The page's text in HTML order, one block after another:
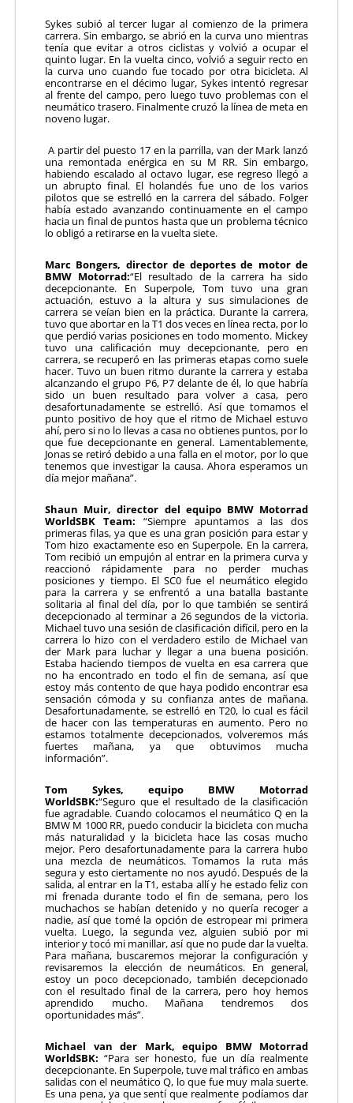
Sykes subió al tercer lugar al comienzo de la primera
carrera. Sin embargo, se abrió en la curva uno mientras
tenía que evitar a otros ciclistas y volvió a ocupar el
quinto lugar. En la vuelta cinco, volvió a seguir recto en
la curva uno cuando fue tocado por otra bicicleta. Al
encontrarse en el décimo lugar, Sykes intentó regresar
al frente del campo, pero luego tuvo problemas con el
neumático trasero. Finalmente cruzó la línea de meta en
noveno lugar.
A partir del puesto 17 en la parrilla, van der Mark lanzó
una remontada enérgica en su M RR. Sin embargo,
habiendo escalado al octavo lugar, ese regreso llegó a
un abrupto final. El holandés fue uno de los varios
pilotos que se estrelló en la carrera del sábado. Folger
había estado avanzando continuamente en el campo
hacia un final de puntos hasta que un problema técnico
lo obligó a retirarse en la vuelta siete.
Marc Bongers, director de deportes de motor de
BMW Motorrad:“El resultado de la carrera ha sido
decepcionante. En Superpole, Tom tuvo una gran
actuación, estuvo a la altura y sus simulaciones de
carrera se veían bien en la práctica. Durante la carrera,
tuvo que abortar en la T1 dos veces en línea recta, por lo
que perdió varias posiciones en todo momento. Mickey
tuvo una calificación muy decepcionante, pero en
carrera, se recuperó en las primeras etapas como suele
hacer. Tuvo un buen ritmo durante la carrera y estaba
alcanzando el grupo P6, P7 delante de él, lo que habría
sido un buen resultado para volver a casa, pero
desafortunadamente se estrelló. Así que tomamos el
punto positivo de hoy que el ritmo de Michael estuvo
ahí, pero si no lo llevas a casa no obtienes puntos, por lo
que fue decepcionante en general. Lamentablemente,
Jonas se retiró debido a una falla en el motor, por lo que
tenemos que investigar la causa. Ahora esperamos un
día mejor mañana”.
Shaun Muir, director del equipo BMW Motorrad
WorldSBK Team: “Siempre apuntamos a las dos
primeras filas, ya que es una gran posición para estar y
Tom hizo exactamente eso en Superpole. En la carrera,
Tom recibió un empujón al entrar en la primera curva y
reaccionó rápidamente para no perder muchas
posiciones y tiempo. El SC0 fue el neumático elegido
para la carrera y se enfrentó a una batalla bastante
solitaria al final del día, por lo que también se sentirá
decepcionado al terminar a 26 segundos de la victoria.
Michael tuvo una sesión de clasificación difícil, pero en la
carrera lo hizo con el verdadero estilo de Michael van
der Mark para luchar y llegar a una buena posición.
Estaba haciendo tiempos de vuelta en esa carrera que
no ha encontrado en todo el fin de semana, así que
estoy más contento de que haya podido encontrar esa
sensación cómoda y su confianza antes de mañana.
Desafortunadamente, se estrelló en T20, lo cual es fácil
de hacer con las temperaturas en aumento. Pero no
estamos totalmente decepcionados, volveremos más
fuertes mañana, ya que obtuvimos mucha
información”.
Tom Sykes, equipo BMW Motorrad
WorldSBK:“Seguro que el resultado de la clasificación
fue agradable. Cuando colocamos el neumático Q en la
BMW M 1000 RR, puedo conducir la bicicleta con mucha
más naturalidad y la bicicleta hace las cosas mucho
mejor. Pero desafortunadamente para la carrera hubo
una mezcla de neumáticos. Tomamos la ruta más
segura y esto ciertamente no nos ayudó. Después de la
salida, al entrar en la T1, estaba allí y he estado feliz con
mi frenada durante todo el fin de semana, pero los
muchachos se habían detenido y no quería recoger a
nadie, así que tomé la opción de estropear mi primera
vuelta. Luego, la segunda vez, alguien subió por mi
interior y tocó mi manillar, así que no pude dar la vuelta.
Para mañana, buscaremos mejorar la configuración y
revisaremos la elección de neumáticos. En general,
estoy un poco decepcionado, también decepcionado
con el resultado final de la carrera, pero hoy hemos
aprendido mucho. Mañana tendremos dos
oportunidades más”.
Michael van der Mark, equipo BMW Motorrad
WorldSBK: “Para ser honesto, fue un día realmente
decepcionante. En Superpole, tuve mal tráfico en ambas
salidas con el neumático Q, lo que fue muy mala suerte.
Es una pena, ya que sentí que realmente podíamos dar